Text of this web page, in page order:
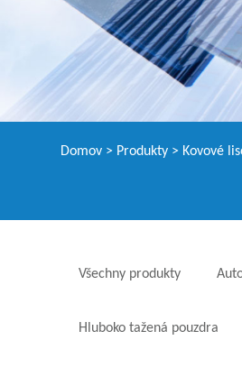
Domov > Produkty > Kovové
Všechny produkty
Hluboko tažená pouzdra